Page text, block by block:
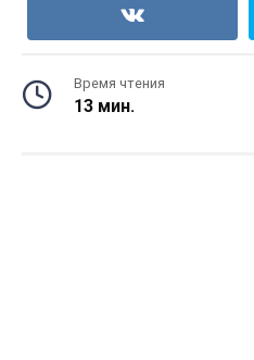
Время чтения
13 мин.